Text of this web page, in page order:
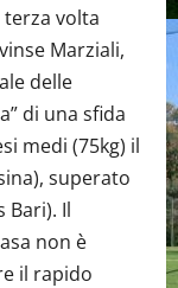
terza volta
Marziali,
delle
di una sfida
medi (75kg) il
superato
Bari). Il
non è
il rapido